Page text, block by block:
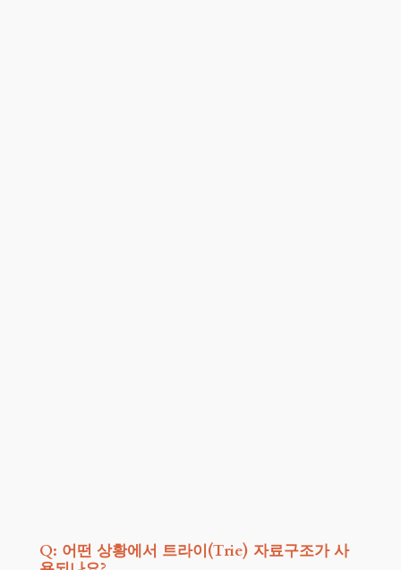
Q: 어떤 상황에서 트라이(Trie) 자료구조가 사